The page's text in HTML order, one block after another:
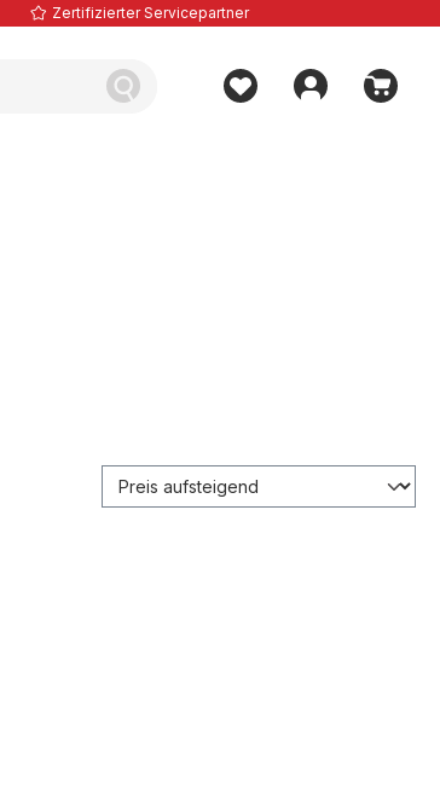
Zertifizierter Servicepartner